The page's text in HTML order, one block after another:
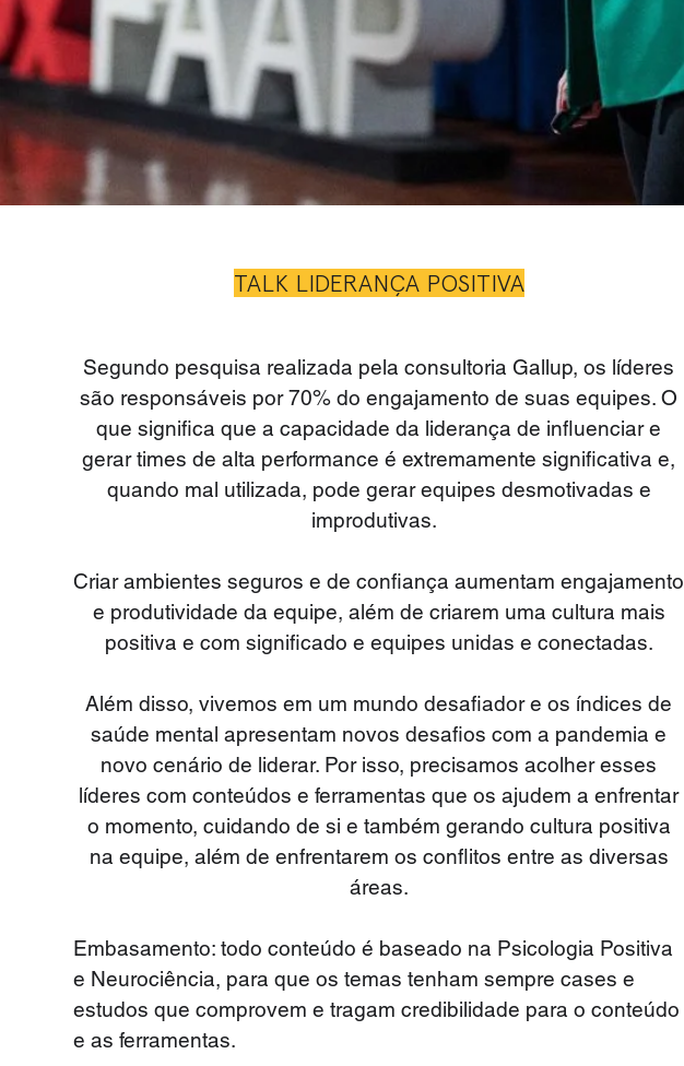
TALK LIDERANÇA POSITIVA
Segundo pesquisa realizada pela consultoria Gallup, os líderes
são responsáveis por 70% do engajamento de suas equipes. O
que significa que a capacidade da liderança de influenciar e
gerar times de alta performance é extremamente significativa e,
quando mal utilizada, pode gerar equipes desmotivadas e
improdutivas.
Criar ambientes seguros e de confiança aumentam engajamento
e produtividade da equipe, além de criarem uma cultura mais
positiva e com significado e equipes unidas e conectadas.
Além disso, vivemos em um mundo desafiador e os índices de
saúde mental apresentam novos desafios com a pandemia e
novo cenário de liderar. Por isso, precisamos acolher esses
líderes com conteúdos e ferramentas que os ajudem a enfrentar
o momento, cuidando de si e também gerando cultura positiva
na equipe, além de enfrentarem os conflitos entre as diversas
áreas.
Embasamento: todo conteúdo é baseado na Psicologia Positiva
e Neurociência, para que os temas tenham sempre cases e
estudos que comprovem e tragam credibilidade para o conteúdo
e as ferramentas.